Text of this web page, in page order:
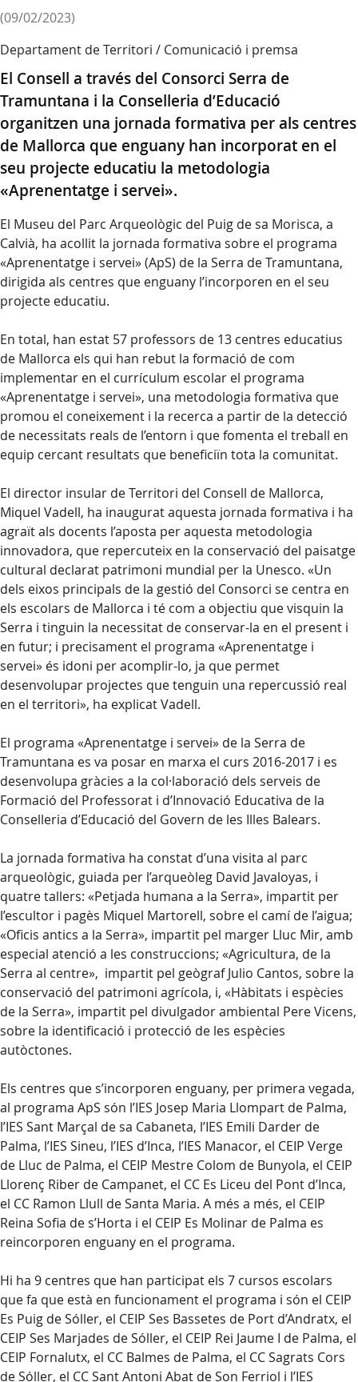
(09/02/2023)
Departament de Territori / Comunicació i premsa
El Consell a través del Consorci Serra de
Tramuntana i la Conselleria d’Educació
organitzen una jornada formativa per als centres
de Mallorca que enguany han incorporat en el
seu projecte educatiu la metodologia
«Aprenentatge i servei».
El Museu del Parc Arqueològic del Puig de sa Morisca, a
Calvià, ha acollit la jornada formativa sobre el programa
«Aprenentatge i servei» (ApS) de la Serra de Tramuntana,
dirigida als centres que enguany l’incorporen en el seu
projecte educatiu.
En total, han estat 57 professors de 13 centres educatius
de Mallorca els qui han rebut la formació de com
implementar en el currículum escolar el programa
«Aprenentatge i servei», una metodologia formativa que
promou el coneixement i la recerca a partir de la detecció
de necessitats reals de l’entorn i que fomenta el treball en
equip cercant resultats que beneficiïn tota la comunitat.
El director insular de Territori del Consell de Mallorca,
Miquel Vadell, ha inaugurat aquesta jornada formativa i ha
agraït als docents l’aposta per aquesta metodologia
innovadora, que repercuteix en la conservació del paisatge
cultural declarat patrimoni mundial per la Unesco. «Un
dels eixos principals de la gestió del Consorci se centra en
els escolars de Mallorca i té com a objectiu que visquin la
Serra i tinguin la necessitat de conservar-la en el present i
en futur; i precisament el programa «Aprenentatge i
servei» és idoni per acomplir-lo, ja que permet
desenvolupar projectes que tenguin una repercussió real
en el territori», ha explicat Vadell.
El programa «Aprenentatge i servei» de la Serra de
Tramuntana es va posar en marxa el curs 2016-2017 i es
desenvolupa gràcies a la col·laboració dels serveis de
Formació del Professorat i d’Innovació Educativa de la
Conselleria d’Educació del Govern de les Illes Balears.
La jornada formativa ha constat d’una visita al parc
arqueològic, guiada per l’arqueòleg David Javaloyas, i
quatre tallers: «Petjada humana a la Serra», impartit per
l’escultor i pagès Miquel Martorell, sobre el camí de l’aigua;
«Oficis antics a la Serra», impartit pel marger Lluc Mir, amb
especial atenció a les construccions; «Agricultura, de la
Serra al centre», impartit pel geògraf Julio Cantos, sobre la
conservació del patrimoni agrícola, i, «Hàbitats i espècies
de la Serra», impartit pel divulgador ambiental Pere Vicens,
sobre la identificació i protecció de les espècies
autòctones.
Els centres que s’incorporen enguany, per primera vegada,
al programa ApS són l’IES Josep Maria Llompart de Palma,
l’IES Sant Marçal de sa Cabaneta, l’IES Emili Darder de
Palma, l’IES Sineu, l’IES d’Inca, l’IES Manacor, el CEIP Verge
de Lluc de Palma, el CEIP Mestre Colom de Bunyola, el CEIP
Llorenç Riber de Campanet, el CC Es Liceu del Pont d’Inca,
el CC Ramon Llull de Santa Maria. A més a més, el CEIP
Reina Sofia de s’Horta i el CEIP Es Molinar de Palma es
reincorporen enguany en el programa.
Hi ha 9 centres que han participat els 7 cursos escolars
que fa que està en funcionament el programa i són el CEIP
Es Puig de Sóller, el CEIP Ses Bassetes de Port d’Andratx, el
CEIP Ses Marjades de Sóller, el CEIP Rei Jaume I de Palma, el
CEIP Fornalutx, el CC Balmes de Palma, el CC Sagrats Cors
de Sóller, el CC Sant Antoni Abat de Son Ferriol i l’IES